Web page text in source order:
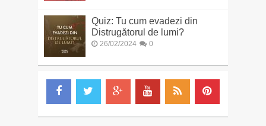
Quiz: Tu cum evadezi din
Distrugătorul de lumi?
26/02/2024 0